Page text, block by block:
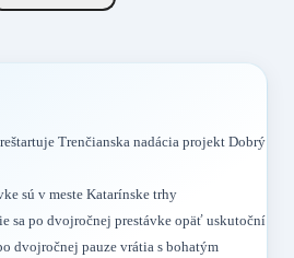
Trenčianska nadácia projekt Dobrý
sú v meste Katarínske trhy
sa po dvojročnej prestávke opäť uskutoční
dvojročnej pauze vrátia s bohatým